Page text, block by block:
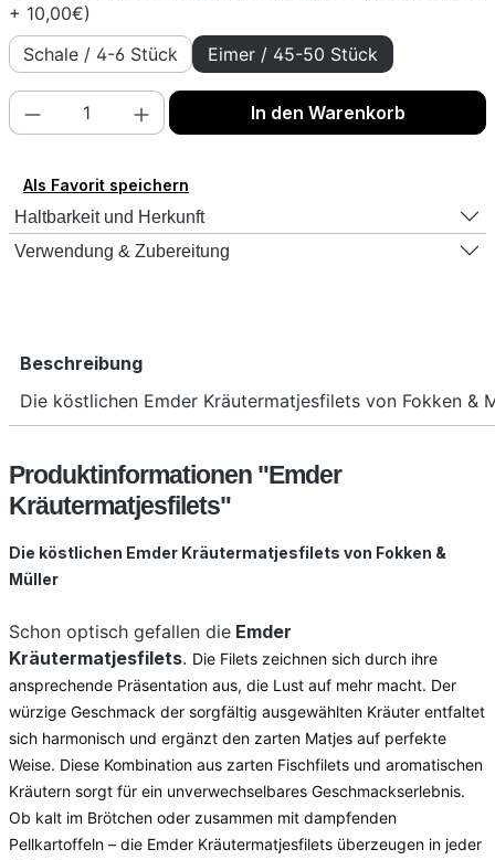
+ 10,00€)
Schale / 4-6 Stück
Eimer / 45-50 Stück
Produkt Anzahl: Gib den gewünschten
In den Warenkorb
Als Favorit speichern
Haltbarkeit und Herkunft
Verwendung & Zubereitung
Beschreibung
Die köstlichen Emder Kräutermatjesfilets von Fokken
Produktinformationen "Emder
Kräutermatjesfilets"
Die köstlichen Emder Kräutermatjesfilets von Fokken &
Müller
Schon optisch gefallen die Emder
Kräutermatjesfilets. Die Filets zeichnen sich durch ihre
ansprechende Präsentation aus, die Lust auf mehr macht. Der
würzige Geschmack der sorgfältig ausgewählten Kräuter entfaltet
sich harmonisch und ergänzt den zarten Matjes auf perfekte
Weise. Diese Kombination aus zarten Fischfilets und aromatischen
Ob kalt im Brötchen oder zusammen mit dampfenden
Pellkartoffeln – die Emder Kräutermatjesfilets überzeugen in jeder